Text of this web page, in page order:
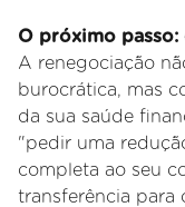
O próximo
A renegociação
burocrática, mas
da sua saúde
"pedir uma
completa ao seu
transferência para